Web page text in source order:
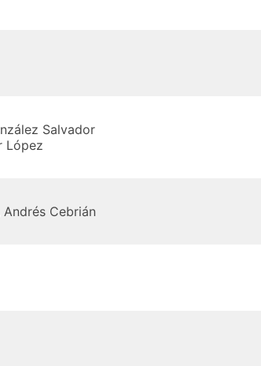
Salvador
López
Cebrián